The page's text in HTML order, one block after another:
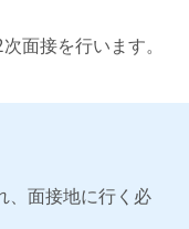
面接を行います。
、面接地に行く必